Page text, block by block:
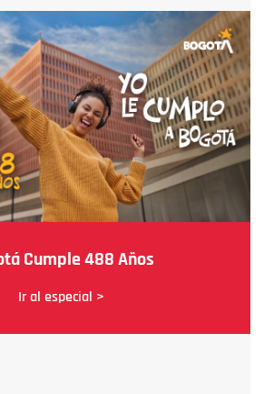
Cumple 488 Años
Ir al especial >